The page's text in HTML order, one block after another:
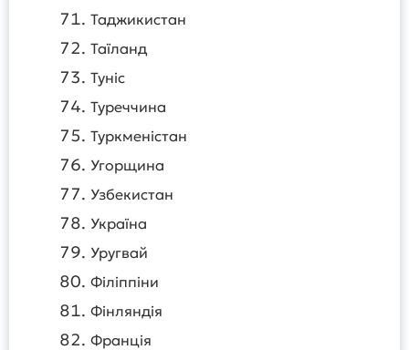
Таджикистан
Таїланд
Туніс
Туреччина
Туркменістан
Угорщина
Узбекистан
Україна
Уругвай
Філіппіни
Фінляндія
Франція